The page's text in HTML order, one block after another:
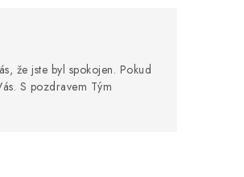
že jste byl spokojen. Pokud
S pozdravem Tým